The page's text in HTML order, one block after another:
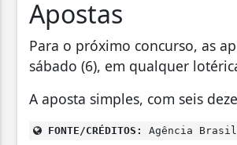
Apostas
Para o próximo concurso, as
sábado (6), em qualquer
A aposta simples, com seis
FONTE/CRÉDITOS: Agência Brasil